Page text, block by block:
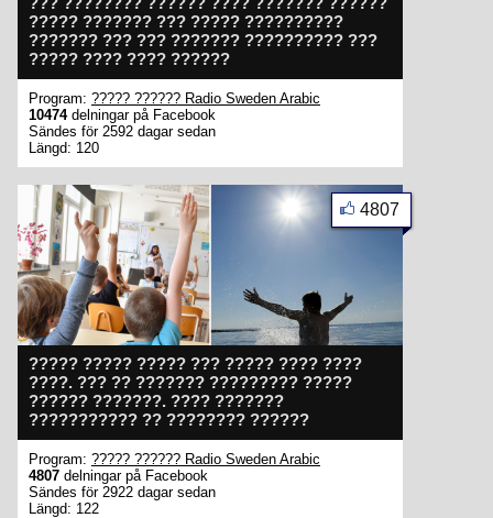
????? ??????? ??? ????? ??????????
??????? ??? ??? ??????? ?????????? ???
????? ???? ???? ??????
Program: ????? ?????? Radio Sweden Arabic
10474delningar på Facebook
Sändes för 2592 dagar sedan
Längd: 120
????? ????? ????? ??? ????? ???? ????
????. ??? ?? ??????? ????????? ?????
?????? ???????. ???? ???????
??????????? ?? ???????? ??????
4807
Program: ????? ?????? Radio Sweden Arabic
4807 delningar på Facebook
Sändes för 2922 dagar sedan
Längd: 122